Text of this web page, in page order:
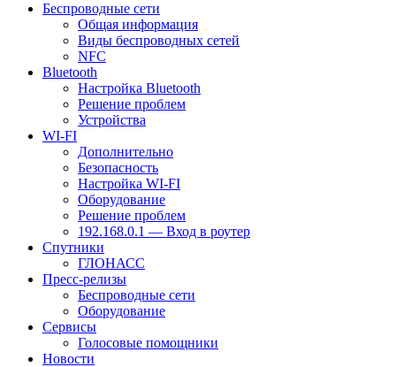
Беспроводные сети
Общая информация
Виды беспроводных сетей
NFC
Bluetooth
Настройка Bluetooth
Решение проблем
Устройства
WI-FI
Дополнительно
Безопасность
Настройка WI-FI
Оборудование
Решение проблем
192.168.0.1 — Вход в роутер
Спутники
ГЛОНАСС
Пресс-релизы
Беспроводные сети
Оборудование
Сервисы
Голосовые помощники
Новости